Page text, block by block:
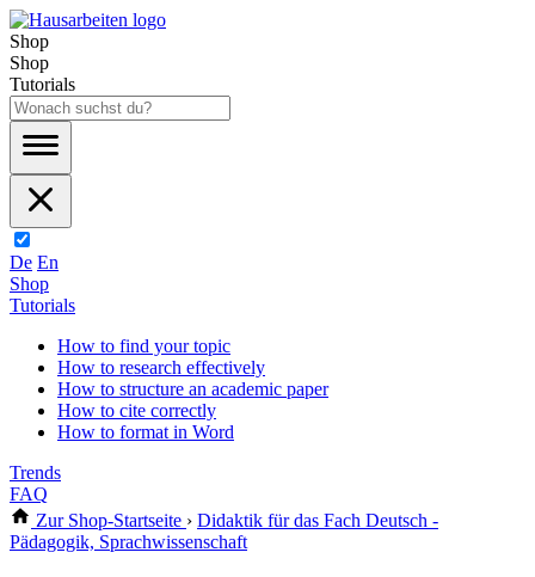
Shop
Shop
Tutorials
De En
Shop
Tutorials
How to find your topic
How to research effectively
How to structure an academic paper
How to cite correctly
How to format in Word
Trends
FAQ
Zur Shop-Startseite › Didaktik für das Fach Deutsch -
Pädagogik, Sprachwissenschaft